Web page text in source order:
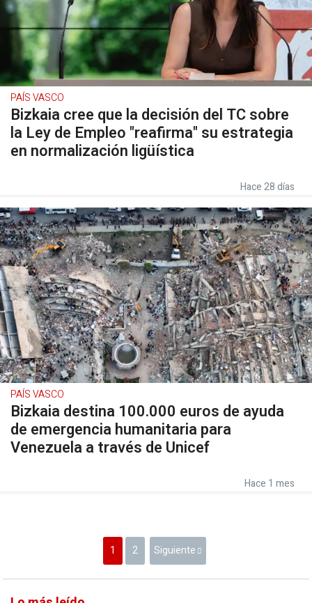
PAÍS VASCO
Bizkaia cree que la decisión del TC sobre
la Ley de Empleo "reafirma" su estrategia
en normalización ligüística
Hace 28 días
PAÍS VASCO
Bizkaia destina 100.000 euros de ayuda
de emergencia humanitaria para
Venezuela a través de Unicef
Hace 1 mes
1 2 Siguiente